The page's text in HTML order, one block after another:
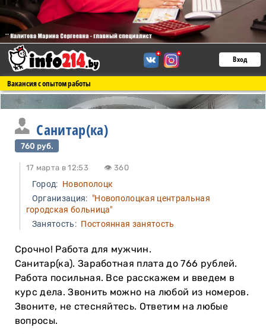
Вход
Вакансия с опытом работы
Санитар(ка)
760 руб.
17 марта в 12:53 👁 360
Город: Новополоцк
Организация: "Новополоцкая центральная
городская больница"
Занятость:Постоянная занятость
Срочно! Работа для мужчин.
Санитар(ка). Заработная плата до 766 рублей.
Работа посильная. Все расскажем и введем в
курс дела. Звонить можно на любой из номеров.
Звоните, не стесняйтесь. Ответим на любые
вопросы.